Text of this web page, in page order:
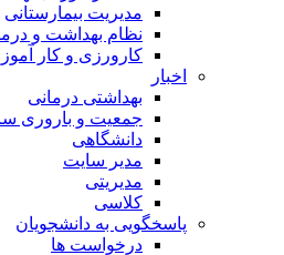
مدیریت بیمارستانی
نظام بهداشت و
کارورزی و کار
اخبار
بهداشتی درمانی
جمعیت و باروری
دانشگاهی
مدیر سایت
مدیریتی
کلاسی
پاسخگویی به دانشجویان
درخواست ها